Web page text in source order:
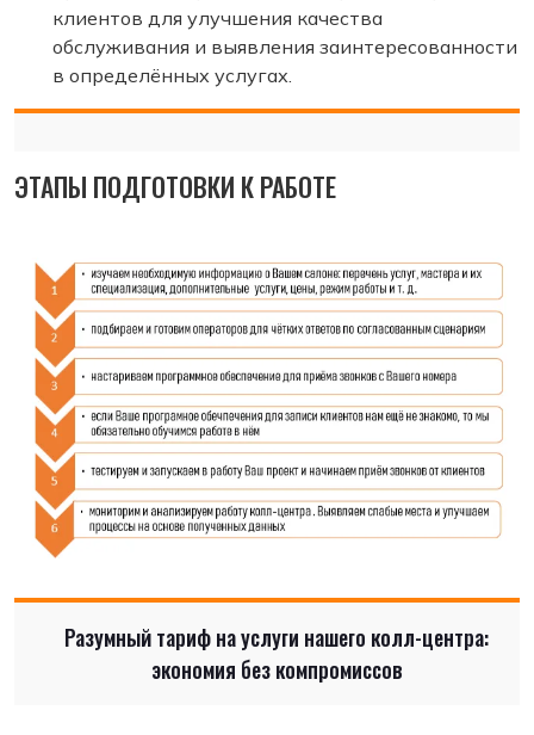
клиентов для улучшения качества
обслуживания и выявления заинтересованности
в определённых услугах.
ЭТАПЫ ПОДГОТОВКИ К РАБОТЕ
Разумный тариф на услуги нашего колл-центра:
экономия без компромиссов